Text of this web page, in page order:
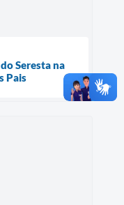
Seresta na
Pais